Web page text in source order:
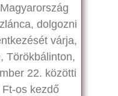
dolgozni
várja,
Törökbálinton,
22. közötti
os kezdő